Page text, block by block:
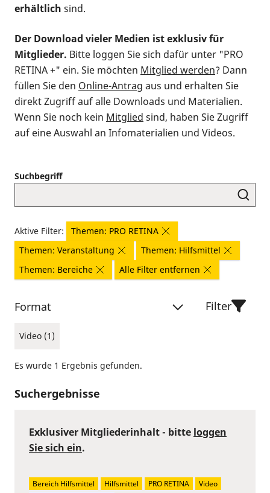
erhältlich sind.
Der Download vieler Medien ist exklusiv für
Mitglieder. Bitte loggen Sie sich dafür unter "PRO
RETINA +" ein. Sie möchten Mitglied werden? Dann
füllen Sie den Online-Antrag aus und erhalten Sie
direkt Zugriff auf alle Downloads und Materialien.
Wenn Sie noch kein Mitglied sind, haben Sie Zugriff
auf eine Auswahl an Infomaterialien und Videos.
Suchbegriff
Aktive Filter:
Themen: PRO RETINA
Themen: Veranstaltung
Themen: Hilfsmittel
Themen: Bereiche
Alle Filter entfernen
Format
Video (1)
Filter
Es wurde 1 Ergebnis gefunden.
Suchergebnisse
Exklusiver Mitgliederinhalt - bitte loggen
Sie sich ein.
Bereich Hilfsmittel Hilfsmittel PRO RETINA
Video